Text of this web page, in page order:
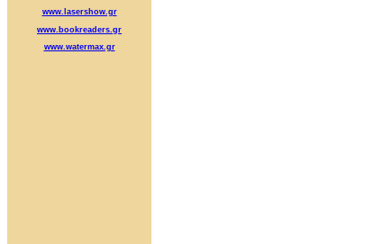
www.lasershow.gr
www.bookreaders.gr
www.watermax.gr